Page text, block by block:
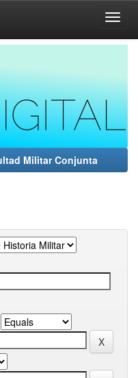
Militar Conjunta